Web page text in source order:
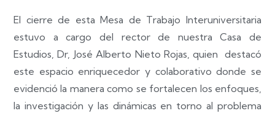
El cierre de esta Mesa de Trabajo Interuniversitaria
estuvo a cargo del rector de nuestra Casa de
Estudios, Dr, José Alberto Nieto Rojas, quien destacó
este espacio enriquecedor y colaborativo donde se
evidenció la manera como se fortalecen los enfoques,
la investigación y las dinámicas en torno al problema